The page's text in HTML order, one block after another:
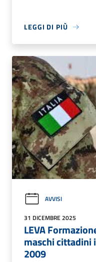
LEGGI DI PIÙ
AVVISI
31 DICEMBRE 2025
LEVA
maschi cittadini
2009